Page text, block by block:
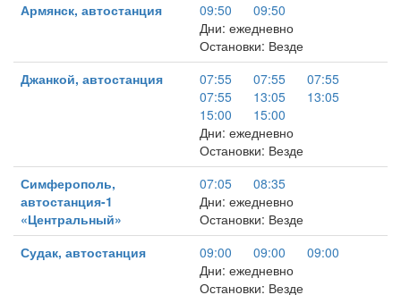
Армянск, автостанция
09:50
09:50
Дни: ежедневно
Остановки: Везде
Джанкой, автостанция
07:55 07:55
07:55
07:55
13:05
13:05
15:00
15:00
Дни: ежедневно
Остановки: Везде
Симферополь,
автостанция-1
«Центральный»
07:05
08:35
Дни: ежедневно
Остановки: Везде
Судак, автостанция
09:00 09:00
09:00
Дни: ежедневно
Остановки: Везде